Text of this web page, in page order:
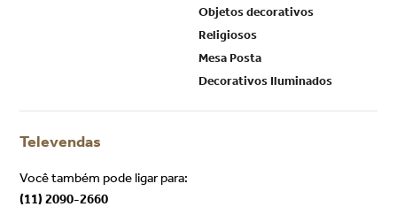
Objetos decorativos
Religiosos
Mesa Posta
Decorativos Iluminados
Televendas
Você também pode ligar para:
(11) 2090-2660